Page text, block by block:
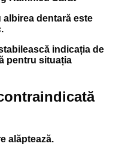
dentară este
indicația de
pentru situația
alăptează.